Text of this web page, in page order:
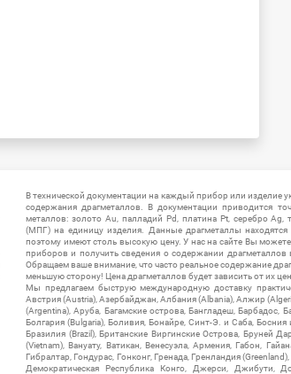
В технической документации на каждый прибор или изделие
содержания драгметаллов. В документации приводится
металлов: золото Au, палладий Pd, платина Pt, серебро
(МПГ) на единицу изделия. Данные драгметаллы
поэтому имеют столь высокую цену. У нас на сайте Вы
приборов и получить сведения о содержании
Обращаем ваше внимание, что часто реальное содержание
меньшую сторону! Цена драгметаллов будет зависить от их
Мы предлагаем быструю международную доставку
Австрия (Austria), Азербайджан, Албания (Albania), Алжир
(Argentina), Аруба, Багамские острова, Бангладеш, Барбадос,
Болгария (Bulgaria), Боливия, Бонайре, Синт-Э. и Саба, Босния
Бразилия (Brazil), Британские Виргинские Острова, Бруней
(Vietnam), Вануату, Ватикан, Венесуэла, Армения, Габон,
Гибралтар, Гондурас, Гонконг, Гренада, Гренландия
Демократическая Республика Конго, Джерси, Джибути,